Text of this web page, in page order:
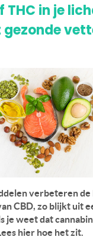
THC in je
gezonde
verbeteren de
CBD, zo blijkt uit
je weet dat
hier hoe het zit.